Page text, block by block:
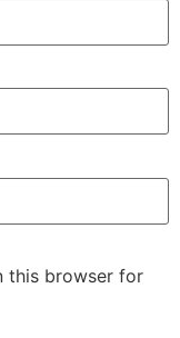
this browser for